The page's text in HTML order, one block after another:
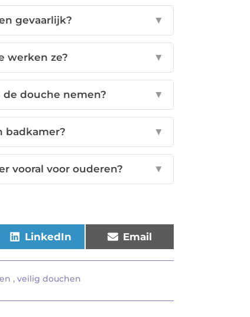
gevaarlijk? ▼
werken ze? ▼
douche nemen? ▼
badkamer? ▼
vooral voor ouderen? ▼
LinkedIn Email
,veilig douchen